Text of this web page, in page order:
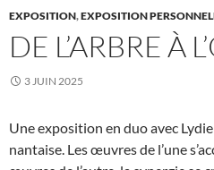
EXPOSITION,EXPOSITION
DE L’ARBRE À
3 JUIN 2025
Une exposition en duo avec
nantaise. Les œuvres de l’une